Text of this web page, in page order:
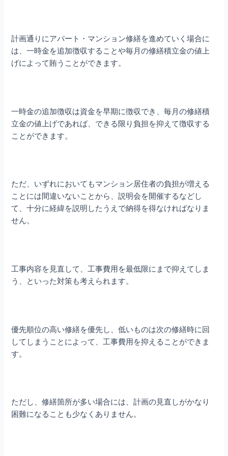
計画通りにアパート・マンション修繕を進めていく場合に
は、一時金を追加徴収することや毎月の修繕積立金の値上
げによって賄うことができます。
一時金の追加徴収は資金を早期に徴収でき、毎月の修繕積
立金の値上げであれば、できる限り負担を抑えて徴収する
ことができます。
ただ、いずれにおいてもマンション居住者の負担が増える
ことには間違いないことから、説明会を開催するなどし
て、十分に経緯を説明したうえで納得を得なければなりま
せん。
工事内容を見直して、工事費用を最低限にまで抑えてしま
う、といった対策も考えられます。
優先順位の高い修繕を優先し、低いものは次の修繕時に回
してしまうことによって、工事費用を抑えることができま
す。
ただし、修繕箇所が多い場合には、計画の見直しがかなり
困難になることも少なくありません。